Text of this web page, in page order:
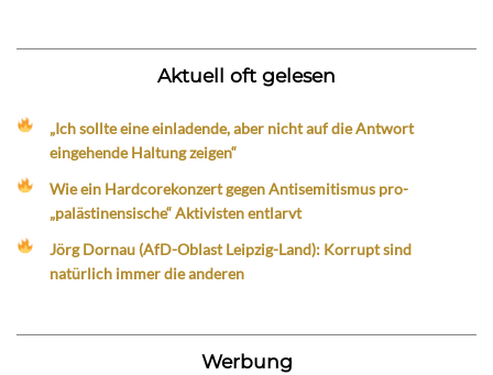
Aktuell oft gelesen
„Ich sollte eine einladende, aber nicht auf die Antwort
eingehende Haltung zeigen“
Wie ein Hardcorekonzert gegen Antisemitismus pro-
„palästinensische“ Aktivisten entlarvt
Jörg Dornau (AfD-Oblast Leipzig-Land): Korrupt sind
natürlich immer die anderen
Werbung